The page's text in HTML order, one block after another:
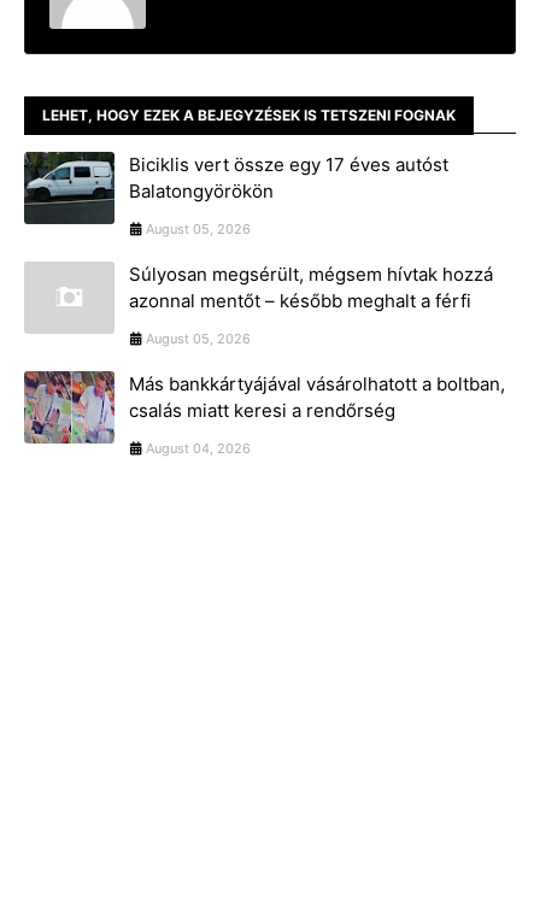
LEHET, HOGY EZEK A BEJEGYZÉSEK IS TETSZENI FOGNAK
Biciklis vert össze egy 17 éves autóst
Balatongyörökön
August 05, 2026
Súlyosan megsérült, mégsem hívtak hozzá
azonnal mentőt – később meghalt a férfi
August 05, 2026
Más bankkártyájával vásárolhatott a boltban,
csalás miatt keresi a rendőrség
August 04, 2026